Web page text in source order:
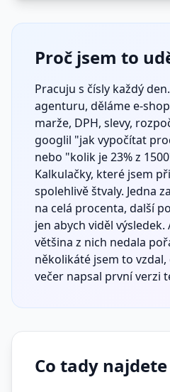
Proč jsem to
Pracuju s čísly každý
agenturu, děláme e-
marže, DPH, slevy,
googlil "jak vypočítat
nebo "kolik je 23% z
Kalkulačky, které jsem
spolehlivě štvaly. Jedna
na celá procenta, další
jen abych viděl
většina z nich nedala
několikáté jsem to
večer napsal první verzi
Co tady najdete